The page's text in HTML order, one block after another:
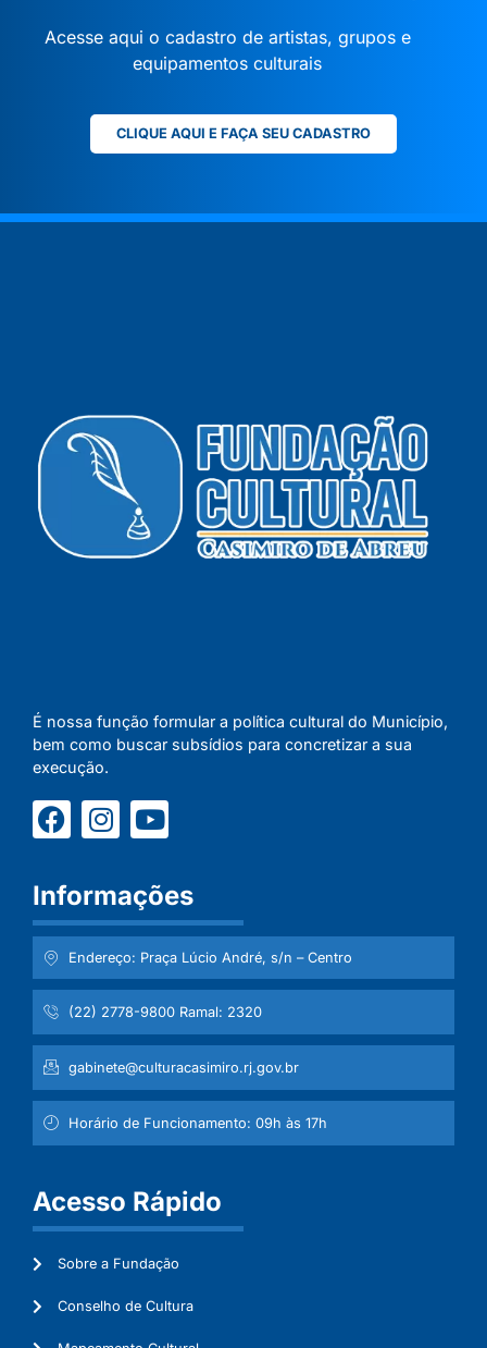
Acesse aqui o cadastro de artistas, grupos e
equipamentos culturais
CLIQUE AQUI E FAÇA SEU CADASTRO
É nossa função formular a política cultural do Município,
bem como buscar subsídios para concretizar a sua
execução.
Informações
Endereço: Praça Lúcio André, s/n – Centro
(22) 2778-9800 Ramal: 2320
gabinete@culturacasimiro.rj.gov.br
Horário de Funcionamento: 09h às 17h
Acesso Rápido
Sobre a Fundação
Conselho de Cultura